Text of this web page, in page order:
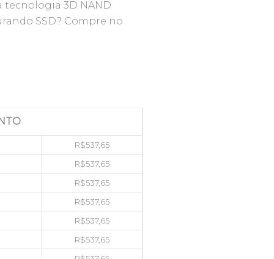
tecnologia 3D NAND
SSD? Compre no
R$537,65
R$537,65
R$537,65
R$537,65
R$537,65
R$537,65